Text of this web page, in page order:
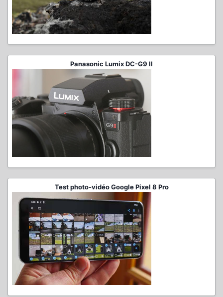
Panasonic Lumix DC-G9 II
Test photo-vidéo Google Pixel 8 Pro